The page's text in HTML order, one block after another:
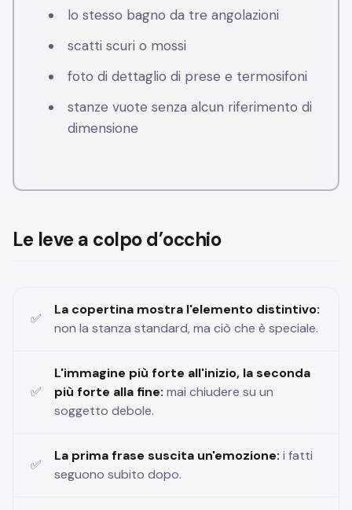
lo stesso bagno da tre angolazioni
scatti scuri o mossi
foto di dettaglio di prese e termosifoni
stanze vuote senza alcun riferimento di
dimensione
Le leve a colpo d’occhio
La copertina mostra l'elemento distintivo:
non la stanza standard, ma ciò che è speciale.
L'immagine più forte all'inizio, la seconda
più forte alla fine: mai chiudere su un
soggetto debole.
La prima frase suscita un'emozione: i fatti
seguono subito dopo.